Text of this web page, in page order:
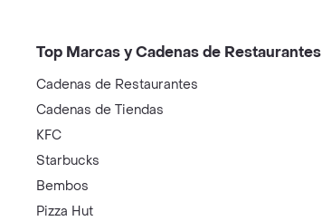
Top Marcas y Cadenas de Restaurantes
Cadenas de Restaurantes
Cadenas de Tiendas
KFC
Starbucks
Bembos
Pizza Hut